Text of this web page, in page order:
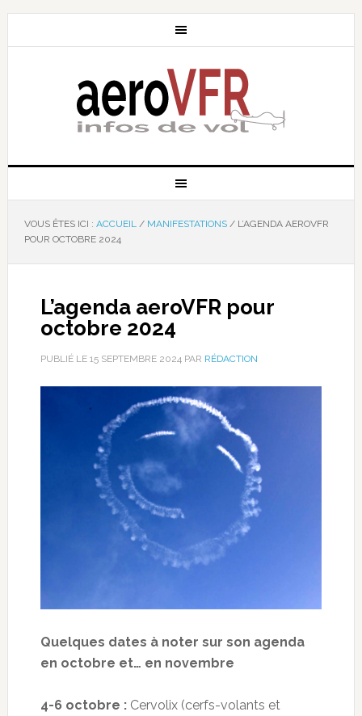
VOUS ÊTES ICI : ACCUEIL / MANIFESTATIONS /L’AGENDA AEROVFR
POUR OCTOBRE 2024
L’agenda aeroVFR pour
octobre 2024
PUBLIÉ LE 15 SEPTEMBRE 2024PAR RÉDACTION
Quelques dates à noter sur son agenda
en octobre et… en novembre
4-6 octobre :Cervolix (cerfs-volants et